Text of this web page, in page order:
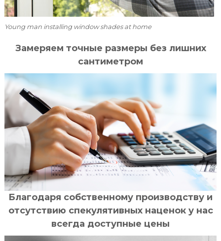
Young man installing window shades at home
Замеряем точные размеры без лишних
сантиметром
Благодаря собственному производству и
отсутствию спекулятивных наценок у нас
всегда доступные цены